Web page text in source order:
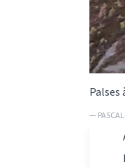
Palses
—